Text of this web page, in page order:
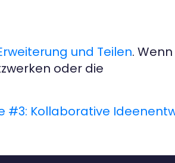
und Teilen.
oder die
#3: Kollaborative